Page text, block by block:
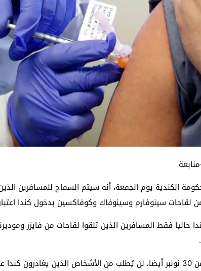
الكندية يوم الجمعة، أنه سيتم السماح للمسافرين
لقاحات سينوفارم وسينوفاك وكوفاكسين بدخول كندا
حاليا فقط المسافرين الذين تلقوا لقاحات من فايزر
وابتداء من 30 نونبر أيضا، لن يُطلب من الأشخاص الذين يغادرون